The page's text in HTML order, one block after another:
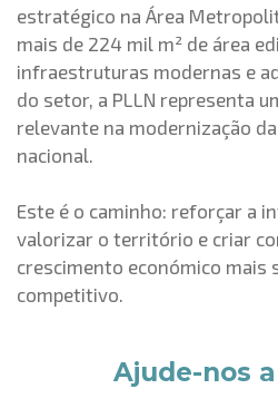
estratégico na Área
mais de 224 mil m² de área
infraestruturas modernas e
do setor, a PLLN representa
relevante na modernização
nacional.
Este é o caminho: reforçar a
valorizar o território e criar
crescimento económico mais
competitivo.
Ajude-nos